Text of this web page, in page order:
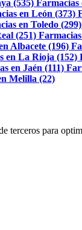
(535) Farmacias
en León (373)
en Toledo (299)
(251)
Albacete (196)
en La Rioja (152)
en Jaén (111)
Melilla (22)
terceros para